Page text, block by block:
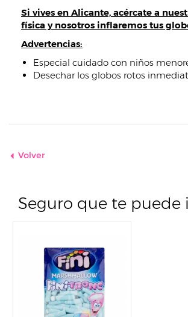
Si vives en Alicante, acércate a
física y nosotros inflaremos tus
Advertencias:
Especial cuidado con niños
Desechar los globos rotos
Volver
Seguro que te puede